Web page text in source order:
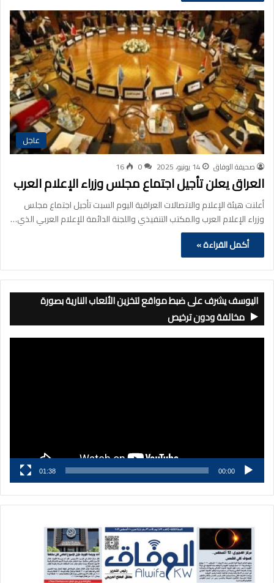
عاجل
صحيفة الوفاق 14 يونيو، 2025 0
16
العراق يعلن تأجيل اجتماع مجلس وزراء الإعلام العرب
أعلنت هيئة الإعلام والاتصالات العراقية اليوم السبت تأجيل اجتماع مجلس
وزراء الإعلام العرب والمكتب التنفيذي واللجنة الدائمة للإعلام العربي الذي…
أكمل القراءة »
اليوسف يشرف على ضبط مواقع لتخزين الألعاب النارية بصورة
مخالفة ودون ترخيص
00:00
01:38